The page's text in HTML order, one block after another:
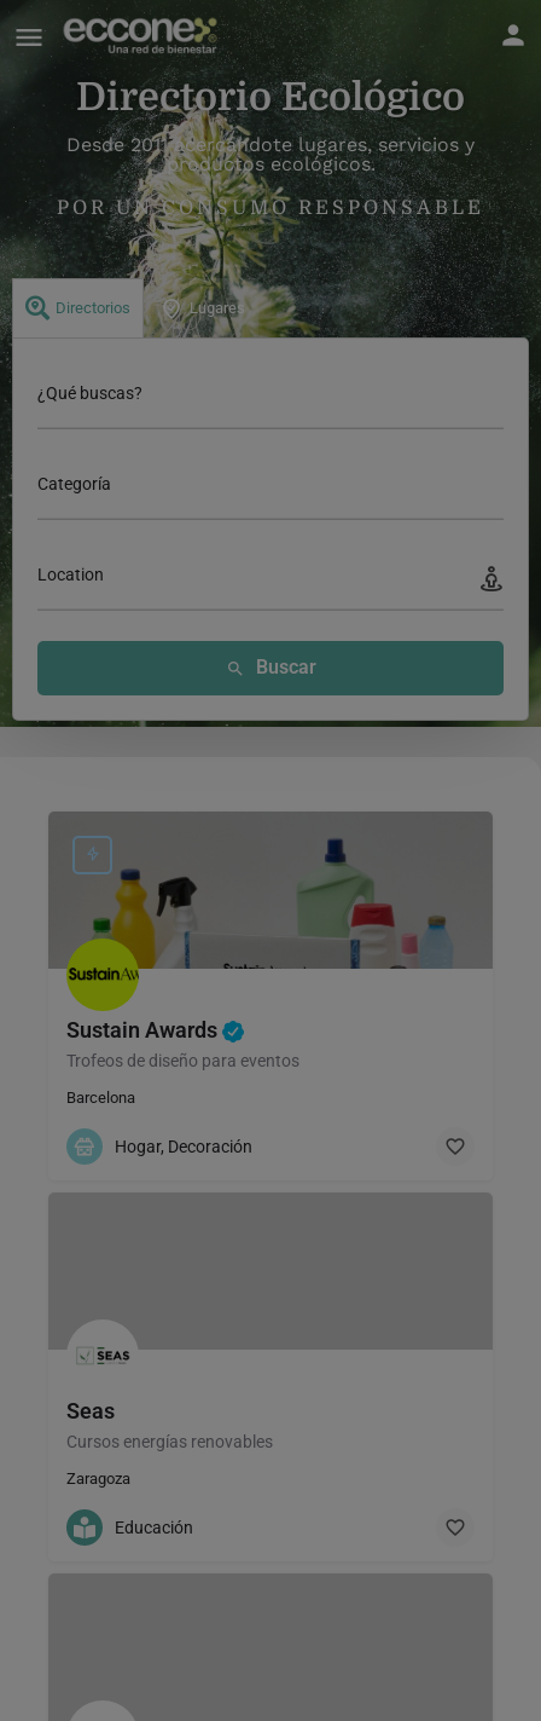
Directorio Ecológico
Desde 2011 acercándote lugares, servicios y
productos ecológicos.
POR UN CONSUMO RESPONSABLE
Directorios Lugares
¿Qué buscas?
Categoría
Location
Buscar
Sustain Awards
Trofeos de diseño para eventos
Barcelona
Hogar, Decoración
Seas
Cursos energías renovables
Zaragoza
Educación